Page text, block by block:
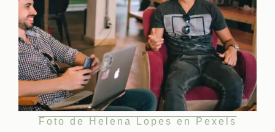
Foto de Helena Lopes en Pexels